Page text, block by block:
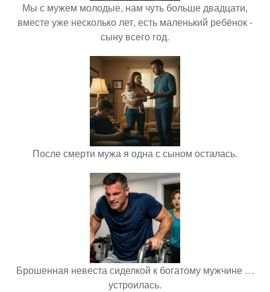
Мы с мужем молодые, нам чуть больше двадцати,
вместе уже несколько лет, есть маленький ребёнок -
сыну всего год.
После смерти мужа я одна с сыном осталась.
Брошенная невеста сиделкой к богатому мужчине …
устроилась.